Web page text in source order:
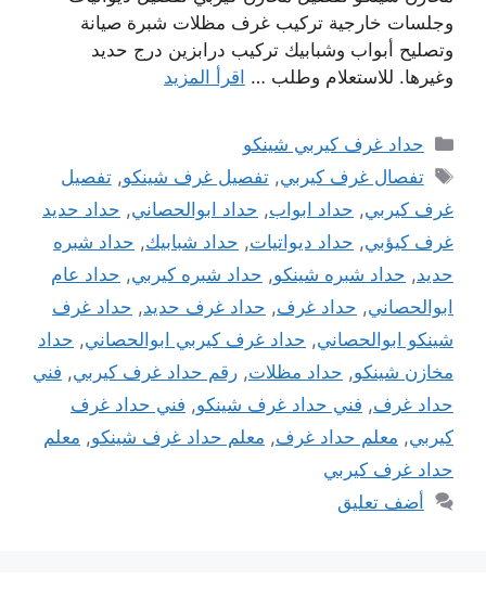
وجلسات خارجية تركيب غرف مظلات شبرة صيانة
وتصليح أبواب وشبابيك تركيب درابزين درج حديد
وغيرها. للاستعلام وطلب … اقرأ المزيد
التصنيفات
حداد غرف كيربي شينكو
الوسوم
تفصال غرف كيربي,تفصيل غرف شينكو,تفصيل
غرف كيربي, حداد ابواب, حداد ابوالحصاني, حداد حديد
غرف كيؤبي, حداد ديواتيات, حداد شبابيك, حداد شبره
حديد, حداد شبره شينكو, حداد شبره كيربي, حداد عام
ابوالحصاني, حداد غرف, حداد غرف حديد, حداد غرف
شينكو ابوالحصاني, حداد غرف كيربي ابوالحصاني, حداد
مخازن شينكو, حداد مظلات, رقم حداد غرف كيربي, فني
حداد غرف, فني حداد غرف شينكو, فني حداد غرف
كيربي, معلم حداد غرف, معلم حداد غرف شينكو, معلم
حداد غرف كيربي
أضف تعليق